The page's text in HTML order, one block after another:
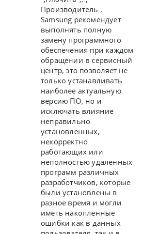
Производитель ,
Samsung рекомендует
выполнять полную
замену программного
обеспечения при каждом
обращении в сервисный
центр, это позволяет не
только устанавливать
наиболее актуальную
версию ПО, но и
исключать влияние
неправильно
установленных,
некорректно
работающих или
неполностью удаленных
программ различных
разработчиков, которые
были установлены в
разное время и могли
иметь накопленные
ошибки как в данных